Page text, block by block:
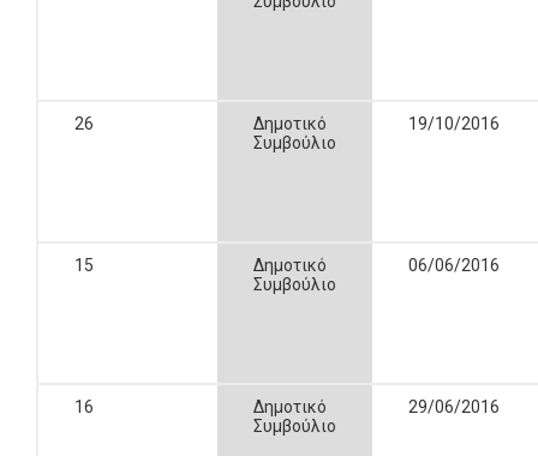
26
Δημοτικό
Συμβούλιο
19/10/2016
15
Δημοτικό
Συμβούλιο
06/06/2016
16
Δημοτικό
Συμβούλιο
29/06/2016